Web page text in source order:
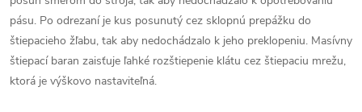
pásu. Po odrezaní je kus posunutý cez sklopnú prepážku do
štiepacieho žľabu, tak aby nedochádzalo k jeho preklopeniu. Masívny
štiepací baran zaisťuje ľahké rozštiepenie klátu cez štiepaciu mrežu,
ktorá je výškovo nastaviteľná.